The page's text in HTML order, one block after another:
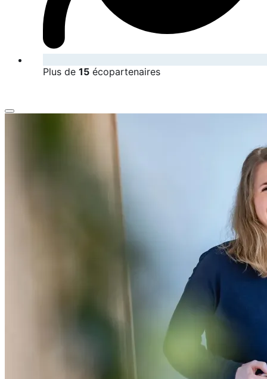
Plus de 15 écopartenaires